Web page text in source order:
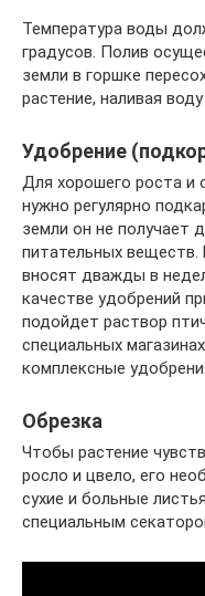
Температура воды
градусов. Полив
земли в горшке
растение, наливая
Удобрение
Для хорошего роста и
нужно регулярно
земли он не получает
питательных веществ.
вносят дважды в
качестве удобрений
подойдет раствор
специальных
комплексные
Обрезка
Чтобы растение
росло и цвело, его
сухие и больные
специальным